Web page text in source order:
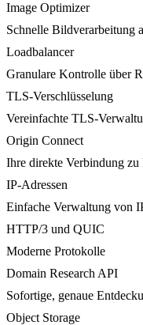
Image Optimizer
Schnelle Bildverarbeitung
Loadbalancer
Granulare Kontrolle über
TLS-Verschlüsselung
Vereinfachte TLS-
Origin Connect
Ihre direkte Verbindung zu
IP-Adressen
Einfache Verwaltung von
HTTP/3 und QUIC
Moderne Protokolle
Domain Research API
Sofortige, genaue
Object Storage